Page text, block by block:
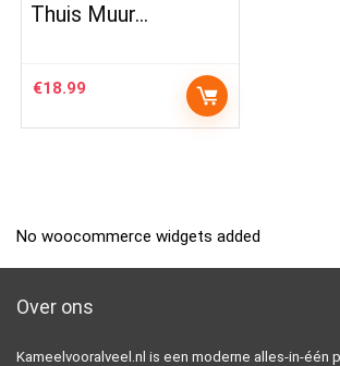
Thuis Muur…
€18.99
No woocommerce widgets added
Over ons
Kameelvooralveel.nl is een moderne alles-in-één